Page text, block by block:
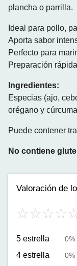
plancha o parrilla.
Ideal para pollo,
Aporta sabor
Perfecto para
Preparación rá
Ingredientes:
Especias (ajo,
orégano y
Puede contener
No contiene
Valoración de
5 estrella 0%
4 estrella 0%